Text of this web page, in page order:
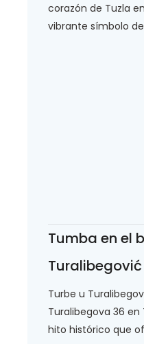
corazón de Tuzla
vibrante símbolo
Tumba en el
Turalibegović
Turbe u
Turalibegova 36
hito histórico que